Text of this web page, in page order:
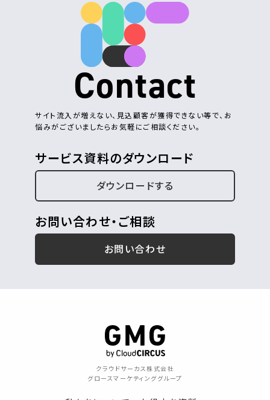
Contact
サイト流入が増えない、見込顧客が獲得できない等で、お
悩みがございましたらお気軽にご相談ください。
サービス資料のダウンロード
ダウンロードする
お問い合わせ・ご相談
お問い合わせ
クラウドサーカス株式会社
グロースマーケティンググループ